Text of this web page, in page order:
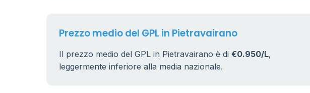
Prezzo medio del GPL in Pietravairano
Il prezzo medio del GPL in Pietravairano è di €0.950/L,
leggermente inferiore alla media nazionale.